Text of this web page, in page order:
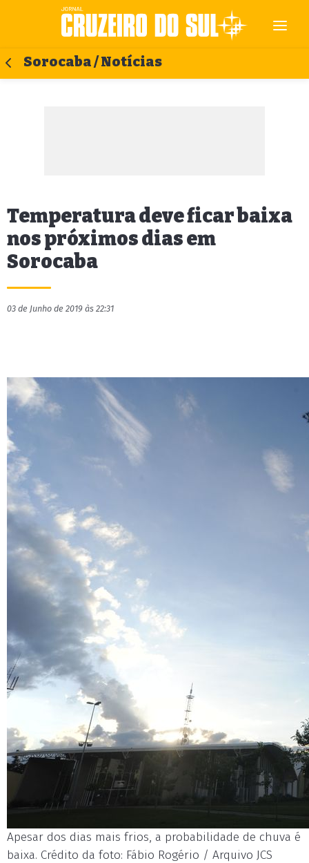
Sorocaba / Notícias
Temperatura deve ficar baixa
nos próximos dias em
Sorocaba
03 de Junho de 2019 às 22:31
Apesar dos dias mais frios, a probabilidade de chuva é
baixa. Crédito da foto: Fábio Rogério / Arquivo JCS